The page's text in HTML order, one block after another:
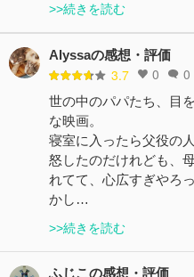
>>続きを読む
Alyssaの感想・評価
3.7 0 0
世の中のパパたち、目
な映画。
寝室に入ったら父役の
怒したのだけれども、
れてて、心広すぎやろ
かし…
>>続きを読む
ふじこの感想・評価